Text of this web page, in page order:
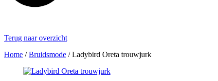
Terug naar overzicht
Home /Bruidsmode /Ladybird Oreta trouwjurk